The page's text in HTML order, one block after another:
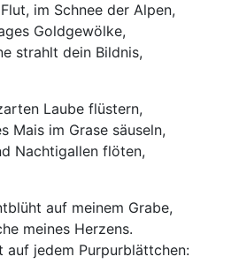
im Schnee der Alpen,
Goldgewölke,
strahlt dein Bildnis,
Laube flüstern,
im Grase säuseln,
Nachtigallen flöten,
auf meinem Grabe,
meines Herzens.
jedem Purpurblättchen: